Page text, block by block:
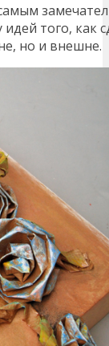
того, как
но и внешне.